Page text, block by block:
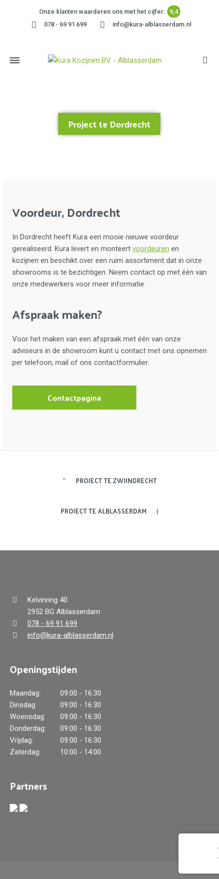
Onze klanten waarderen ons met het cijfer:
9,4
078 - 69 91 699
info@kura-alblasserdam.nl
Project te Dordrecht
Voordeur, Dordrecht
In Dordrecht heeft Kura een mooie nieuwe voordeur
gerealiseerd. Kura levert en monteert voordeuren en
kozijnen en beschikt over een ruim assortiment dat in onze
showrooms is te bezichtigen. Neem contact op met één van
onze medewerkers voor meer informatie.
Afspraak maken?
Voor het maken van een afspraak met één van onze
adviseurs in de showroom kunt u contact met ons opnemen
per telefoon, mail of ons contactformulier.
Contactpagina
PROJECT TE ZWIJNDRECHT
PROJECT TE ALBLASSERDAM
Kelvinring 40
2952 BG Alblasserdam
078 - 69 91 699
info@kura-alblasserdam.nl
Openingstijden
Maandag:
09:00 - 16:30
Dinsdag:
09:00 - 16:30
Woensdag:
09:00 - 16:30
Donderdag:
09:00 - 16:30
Vrijdag:
09:00 - 16:30
Zaterdag:
10:00 - 14:00
Partners